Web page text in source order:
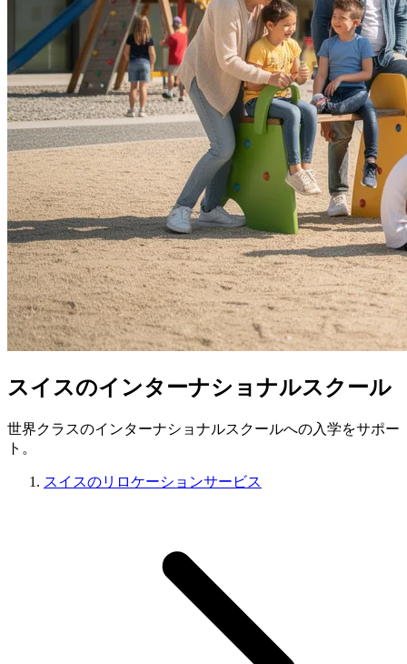
スイスのインターナショナルスクール
世界クラスのインターナショナルスクールへの入学をサポー
ト。
スイスのリロケーションサービス